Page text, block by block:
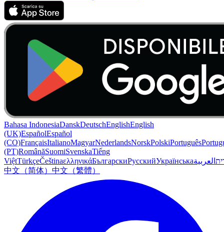
Bahasa IndonesiaDanskDeutschEnglishEnglish
(UK)EspañolEspañol
(CO)FrançaisItalianoMagyarNederlandsNorskPolskiPortuguês
(PT)RomânăSuomiSvenskaTiếng
ViệtTürkçeČeštinaελληνικάБългарскиРусскийУкраїнськаالعربية
中文（简体） 中文（繁體）